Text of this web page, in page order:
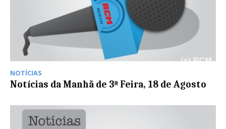
NOTÍCIAS
Notícias da Manhã de 3ª Feira, 18 de Agosto